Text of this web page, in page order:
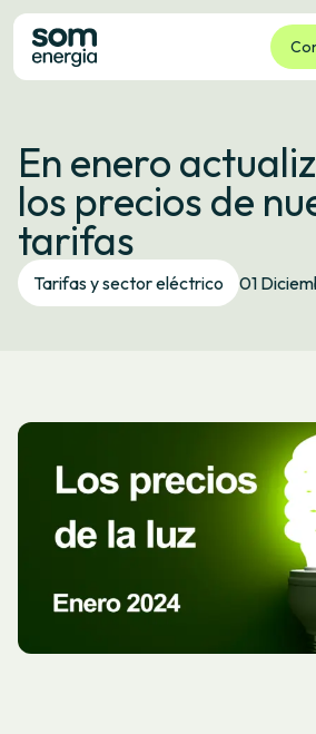
Tarifas
Servicios
Empresas
La cooperativa
Contacto
En enero
los precios de
tarifas
Tarifas y sector eléctrico 01